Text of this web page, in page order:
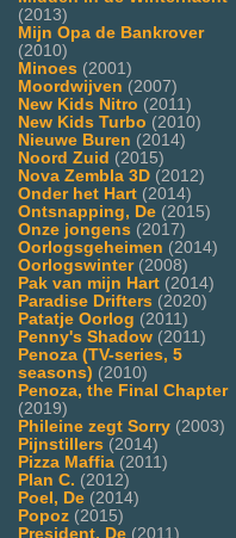
(2013)
Mijn Opa de Bankrover
(2010)
Minoes (2001)
Moordwijven (2007)
New Kids Nitro (2011)
New Kids Turbo (2010)
Nieuwe Buren (2014)
Noord Zuid (2015)
Nova Zembla 3D (2012)
Onder het Hart (2014)
Ontsnapping, De (2015)
Onze jongens (2017)
Oorlogsgeheimen (2014)
Oorlogswinter(2008)
Pak van mijn Hart (2014)
Paradise Drifters (2020)
Patatje Oorlog (2011)
Penny's Shadow (2011)
Penoza (TV-series, 5
seasons) (2010)
Penoza, the Final Chapter
(2019)
Phileine zegt Sorry (2003)
Pijnstillers (2014)
Pizza Maffia (2011)
Plan C. (2012)
Poel, De (2014)
Popoz (2015)
President, De (2011)